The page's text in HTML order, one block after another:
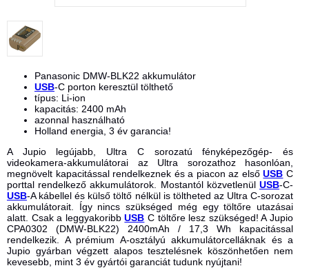
Panasonic DMW-BLK22 akkumulátor
USB-C porton keresztül tölthető
típus: Li-ion
kapacitás: 2400 mAh
azonnal használható
Holland energia, 3 év garancia!
A Jupio legújabb, Ultra C sorozatú fényképezőgép- és
videokamera-akkumulátorai az Ultra sorozathoz hasonlóan,
megnövelt kapacitással rendelkeznek és a piacon az elsőUSB C
porttal rendelkező akkumulátorok. Mostantól közvetlenül USB-C-
USB-A kábellel és külső töltő nélkül is töltheted az Ultra C-sorozat
akkumulátorait. Így nincs szükséged még egy töltőre utazásai
alatt. Csak a leggyakoribbUSB C töltőre lesz szükséged! A Jupio
CPA0302 (DMW-BLK22) 2400mAh / 17,3 Wh kapacitással
rendelkezik. A prémium A-osztályú akkumulátorcelláknak és a
Jupio gyárban végzett alapos tesztelésnek köszönhetően nem
kevesebb, mint 3 év gyártói garanciát tudunk nyújtani!